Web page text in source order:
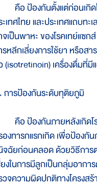
คือ ป้องกันตั้งแต่ก่อนเกิดโร
เทศไทย และประเทศแถบท
เป็นพาหะ ของโรคเทย์แซ
หลีกเลี่ยงการใช้ยา หรือส
(isotretinoin) เครื่องดื่มที่
การป้องกันระดับทุติยภูมิ
คือ ป้องกันภายหลังเกิดโร
งทารกแรกเกิด เพื่อป้องกั
ฉัยก่อนคลอด ด้วยวิธีการต่
ยงในการมีลูกเป็นกลุ่มอาก
วจความผิดปกติทางโครงส